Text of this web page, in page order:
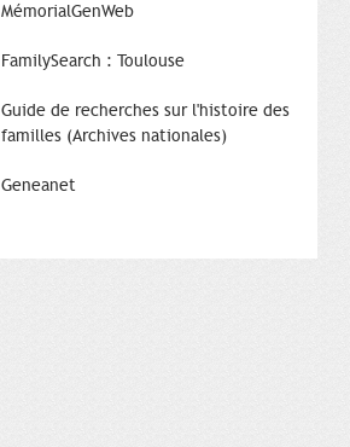
MémorialGenWeb
FamilySearch : Toulouse
Guide de recherches sur l'histoire des
familles (Archives nationales)
Geneanet